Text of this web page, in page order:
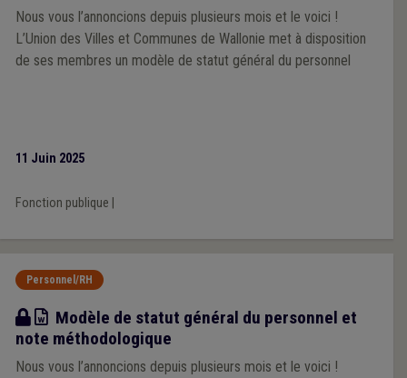
Nous vous l’annoncions depuis plusieurs mois et le voici !
L’Union des Villes et Communes de Wallonie met à disposition
de ses membres un modèle de statut général du personnel
11 Juin 2025
Fonction publique
Personnel/RH
Modèle
Modèle de statut général du personnel et
note méthodologique
Nous vous l’annoncions depuis plusieurs mois et le voici !